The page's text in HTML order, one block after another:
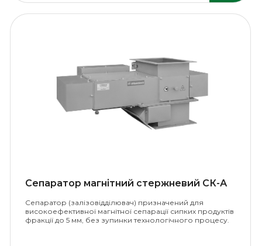
Сепаратор магнітний стержневий СК-А
Сепаратор (залізовідділювач) призначений для
високоефективної магнітної сепарації сипких продуктів
фракції до 5 мм, без зупинки технологічного процесу.